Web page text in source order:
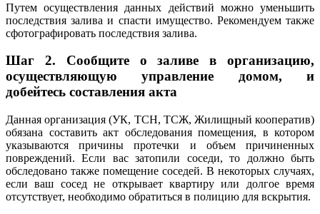
Путем осуществления данных действий можно уменьшить
последствия залива и спасти имущество. Рекомендуем также
сфотографировать последствия залива.
Шаг 2. Сообщите о заливе в организацию,
осуществляющую управление домом, и
добейтесь составления акта
Данная организация (УК, ТСН, ТСЖ, Жилищный кооператив)
обязана составить акт обследования помещения, в котором
указываются причины протечки и объем причиненных
повреждений. Если вас затопили соседи, то должно быть
обследовано также помещение соседей. В некоторых случаях,
если ваш сосед не открывает квартиру или долгое время
отсутствует, необходимо обратиться в полицию для вскрытия.